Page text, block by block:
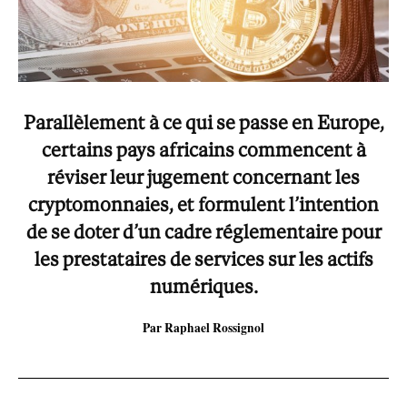
Parallèlement à ce qui se passe en Europe,
certains pays africains commencent à
réviser leur jugement concernant les
cryptomonnaies, et formulent l’intention
de se doter d’un cadre réglementaire pour
les prestataires de services sur les actifs
numériques.
Par Raphael Rossignol